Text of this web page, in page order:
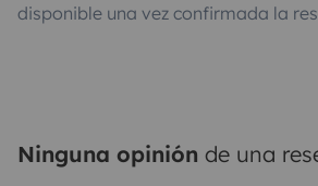
disponible una vez confirmada la
Ninguna opinión de una